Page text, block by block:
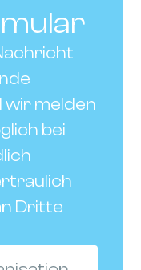
melden
bei
Dritte